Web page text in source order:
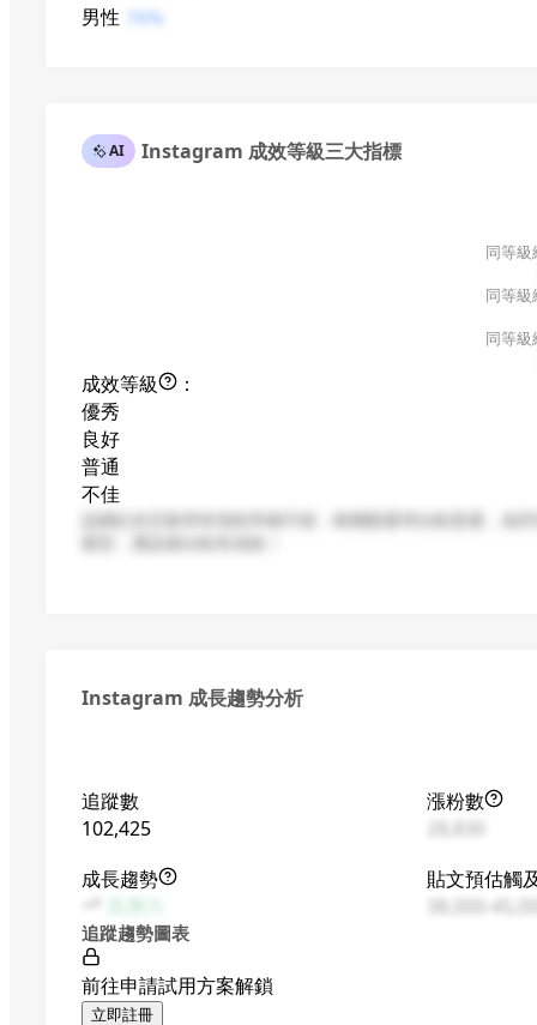
男性
76%
AI Instagram 成效等級三大指標
同等
同等
同等
成效等級
：
優秀
良好
普通
不佳
該網紅的互動率和漲粉率都不錯，唯獨觀看率比較普通，為
案型，應該會比較有成效！
Instagram 成長趨勢分析
追蹤數
102,425
漲粉數
成長趨勢
貼文預估觸
38,000-
追蹤趨勢圖表
前往申請試用方案解鎖
立即註冊